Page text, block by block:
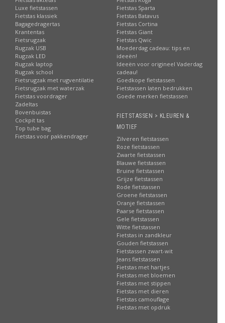
Luxe fietstassen
Fietstas klassiek
Bagagedragertas
Krantentas
Fietsrugzak
Rugzak USB
Rugzak LED
Rugzak laptop
Rugzak school
Fietsrugzak met rugventilatie
Fietsrugzak met waterzak
Fietstas voordrager
Zadeltas
Bovenbuistas
Cockpit tas
Top tube bag
Fietstas voor pakkendrager
Fietstas Sparta
Fietstas Batavus
Fietstas Cortina
Fietstas Giant
Fietstas Qwic
Moederdag cadeau: tips en
ideeën!
Ideeën voor origineel Vaderdag
cadeau!
Goedkope fietstassen
Fietstassen laten bedrukken
Goede merken fietstassen
FIETSTASSEN > KLEUREN &
MOTIEF
Zilveren fietstassen
Roze fietstassen
Zwarte fietstassen
Blauwe fietstassen
Bruine fietstassen
Grijze fietstassen
Rode fietstassen
Groene fietstassen
Oranje fietstassen
Paarse fietstassen
Gele fietstassen
Witte fietstassen
Fietstas in zandkleur
Gouden fietstassen
Fietstassen zwart-wit
Jeans fietstassen
Fietstas met hartjes
Fietstas met bloemen
Fietstas met stippen
Fietstas met dieren
Fietstas camouflage
Fietstas met opdruk